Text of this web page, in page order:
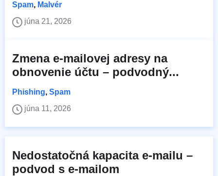
Spam, Malvér
júna 21, 2026
Zmena e-mailovej adresy na
obnovenie účtu – podvodný...
Phishing, Spam
júna 11, 2026
Nedostatočná kapacita e-mailu –
podvod s e-mailom